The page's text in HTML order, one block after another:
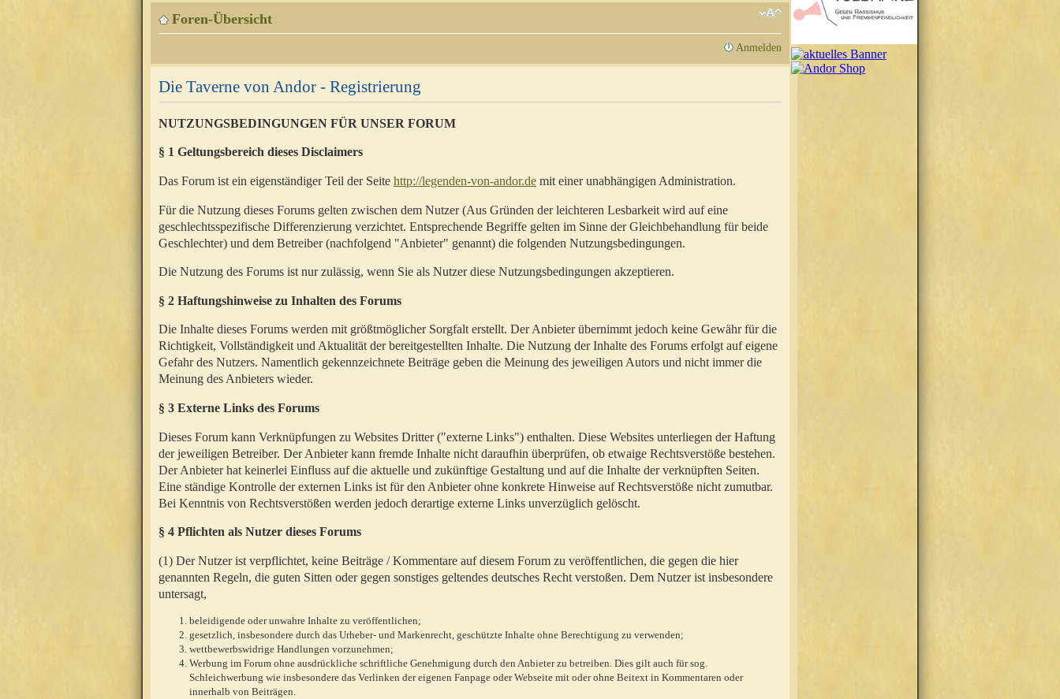
Foren-Übersicht
Anmelden
Die Taverne von Andor - Registrierung
NUTZUNGSBEDINGUNGEN FÜR UNSER FORUM
§ 1 Geltungsbereich dieses Disclaimers
Das Forum ist ein eigenständiger Teil der Seite http://legenden-von-andor.de mit einer unabhängigen Administration.
Für die Nutzung dieses Forums gelten zwischen dem Nutzer (Aus Gründen der leichteren Lesbarkeit wird auf eine
geschlechtsspezifische Differenzierung verzichtet. Entsprechende Begriffe gelten im Sinne der Gleichbehandlung für beide
Geschlechter) und dem Betreiber (nachfolgend "Anbieter" genannt) die folgenden Nutzungsbedingungen.
Die Nutzung des Forums ist nur zulässig, wenn Sie als Nutzer diese Nutzungsbedingungen akzeptieren.
§ 2 Haftungshinweise zu Inhalten des Forums
Die Inhalte dieses Forums werden mit größtmöglicher Sorgfalt erstellt. Der Anbieter übernimmt jedoch keine Gewähr für die
Richtigkeit, Vollständigkeit und Aktualität der bereitgestellten Inhalte. Die Nutzung der Inhalte des Forums erfolgt auf eigene
Gefahr des Nutzers. Namentlich gekennzeichnete Beiträge geben die Meinung des jeweiligen Autors und nicht immer die
Meinung des Anbieters wieder.
§ 3 Externe Links des Forums
Dieses Forum kann Verknüpfungen zu Websites Dritter ("externe Links") enthalten. Diese Websites unterliegen der Haftung
der jeweiligen Betreiber. Der Anbieter kann fremde Inhalte nicht daraufhin überprüfen, ob etwaige Rechtsverstöße bestehen.
Der Anbieter hat keinerlei Einfluss auf die aktuelle und zukünftige Gestaltung und auf die Inhalte der verknüpften Seiten.
Eine ständige Kontrolle der externen Links ist für den Anbieter ohne konkrete Hinweise auf Rechtsverstöße nicht zumutbar.
Bei Kenntnis von Rechtsverstößen werden jedoch derartige externe Links unverzüglich gelöscht.
§ 4 Pflichten als Nutzer dieses Forums
(1) Der Nutzer ist verpflichtet, keine Beiträge / Kommentare auf diesem Forum zu veröffentlichen, die gegen die hier
genannten Regeln, die guten Sitten oder gegen sonstiges geltendes deutsches Recht verstoßen. Dem Nutzer ist insbesondere
untersagt,
beleidigende oder unwahre Inhalte zu veröffentlichen;
gesetzlich, insbesondere durch das Urheber- und Markenrecht, geschützte Inhalte ohne Berechtigung zu verwenden;
wettbewerbswidrige Handlungen vorzunehmen;
Werbung im Forum ohne ausdrückliche schriftliche Genehmigung durch den Anbieter zu betreiben. Dies gilt auch für sog.
Schleichwerbung wie insbesondere das Verlinken der eigenen Fanpage oder Webseite mit oder ohne Beitext in Kommentaren oder
innerhalb von Beiträgen.